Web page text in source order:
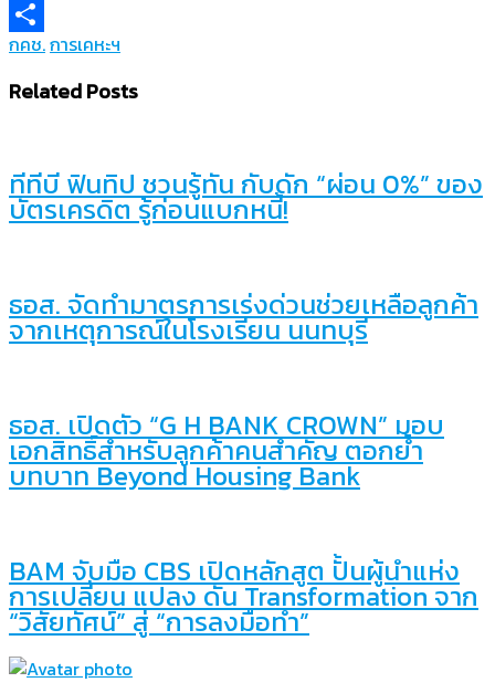
Copy
Link
Share
กคช.การเคหะฯ
Related Posts
ทีทีบี ฟินทิป ชวนรู้ทัน กับดัก “ผ่อน 0%” ของ
บัตรเครดิต รู้ก่อนแบกหนี้!
ธอส. จัดทำมาตรการเร่งด่วนช่วยเหลือลูกค้า
จากเหตุการณ์ในโรงเรียน นนทบุรี
ธอส. เปิดตัว “G H BANK CROWN” มอบ
เอกสิทธิ์สำหรับลูกค้าคนสำคัญ ตอกย้ำ
บทบาท Beyond Housing Bank
BAM จับมือ CBS เปิดหลักสูต ปั้นผู้นำแห่ง
การเปลี่ยน แปลง ดัน Transformation จาก
“วิสัยทัศน์” สู่ “การลงมือทำ”